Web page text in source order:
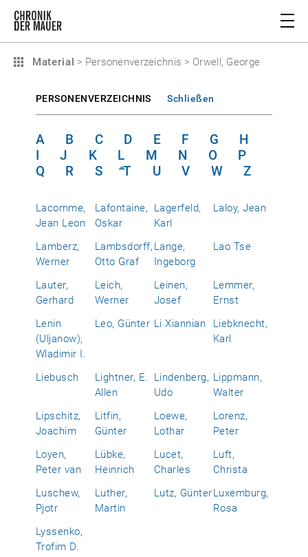
Material > Personenverzeichnis > Orwell, George
PERSONENVERZEICHNIS Schließen
A B C D E F G
H
I
J K L M N O
P
Q
R S T U V W Z
Lacomme,
Jean Leon
Lafontaine,
Oskar
Lagerfeld,
Karl
Laloy, Jean
Lamberz,
Werner
Lambsdorff,
Otto Graf
Lange,
Ingeborg
Lao Tse
Lauter,
Gerhard
Leich,
Werner
Leinen,
Josef
Lemmer,
Ernst
Lenin
(Uljanow),
Wladimir I.
Leo, Günter Li Xiannian
Liebknecht,
Karl
Liebusch
Lightner, E.
Allen
Lindenberg,
Udo
Lippmann,
Walter
Lipschitz,
Joachim
Litfin,
Günter
Loewe,
Lothar
Lorenz,
Peter
Loyen,
Peter van
Lübke,
Heinrich
Lucet,
Charles
Luft,
Christa
Luschew,
Pjotr
Luther,
Martin
Lutz, GünterLuxemburg,
Rosa
Lyssenko,
Trofim D.